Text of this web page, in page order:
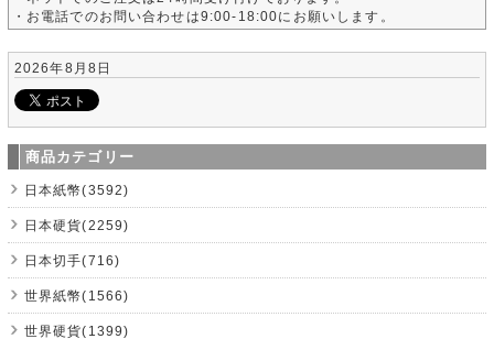
・お電話でのお問い合わせは9:00-18:00にお願いします。
2026年8月8日
商品カテゴリー
日本紙幣(3592)
日本硬貨(2259)
日本切手(716)
世界紙幣(1566)
世界硬貨(1399)